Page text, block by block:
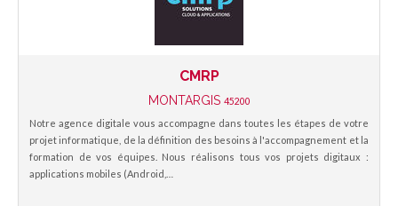
CMRP
MONTARGIS 45200
Notre agence digitale vous accompagne dans toutes les étapes de votre
projet informatique, de la définition des besoins à l'accompagnement et la
formation de vos équipes. Nous réalisons tous vos projets digitaux :
applications mobiles (Android,…